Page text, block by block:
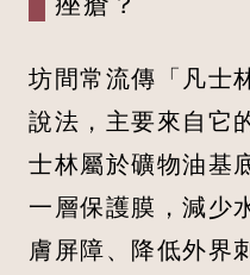
坊間常流傳「凡士
說法，主要來自它
士林屬於礦物油基
一層保護膜，減少
膚屏障、降低外界